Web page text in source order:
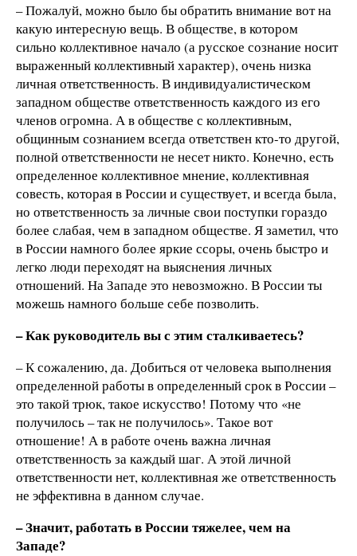
– Пожалуй, можно было бы обратить внимание вот на
какую интересную вещь. В обществе, в котором
сильно коллективное начало (а русское сознание носит
выраженный коллективный характер), очень низка
личная ответственность. В индивидуалистическом
западном обществе ответственность каждого из его
членов огромна. А в обществе с коллективным,
общинным сознанием всегда ответствен кто-то другой,
полной ответственности не несет никто. Конечно, есть
определенное коллективное мнение, коллективная
совесть, которая в России и существует, и всегда была,
но ответственность за личные свои поступки гораздо
более слабая, чем в западном обществе. Я заметил, что
в России намного более яркие ссоры, очень быстро и
легко люди переходят на выяснения личных
отношений. На Западе это невозможно. В России ты
можешь намного больше себе позволить.
–Как руководитель выс этим сталкиваетесь?
– К сожалению, да. Добиться от человека выполнения
определенной работы в определенный срок в России –
это такой трюк, такое искусство! Потому что «не
получилось – так не получилось». Такое вот
отношение! А в работе очень важна личная
ответственность за каждый шаг. А этой личной
ответственности нет, коллективная же ответственность
не эффективна в данном случае.
– Значит, работать в России тяжелее, чем на
Западе?